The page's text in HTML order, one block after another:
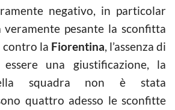
negativo, in particolar
pesante la sconfitta
contro la Fiorentina, l’assenza di
una giustificazione, la
squadra non è stata
quattro adesso le sconfitte